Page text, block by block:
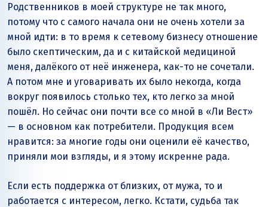
Родственников в моей структуре не так много,
потому что с самого начала они не очень хотели за
мной идти: в то время к сетевому бизнесу отношение
было скептическим, да и с китайской медициной
меня, далёкого от неё инженера, как-то не сочетали.
А потом мне и уговаривать их было некогда, когда
вокруг появилось столько тех, кто легко за мной
пошёл. Но сейчас они почти все со мной в «Ли Вест»
— в основном как потребители. Продукция всем
нравится: за многие годы они оценили её качество,
приняли мои взгляды, и я этому искренне рада.
Если есть поддержка от близких, от мужа, то и
работается с интересом, легко. Кстати, судьба так